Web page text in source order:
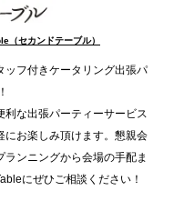
1DISH」が紹介され
は“移動時間ゼロ
5倍に伸びた「宅配
い乾杯文化
（セカンドテーブル）
ッフ付きケータリング出張パ
な出張パーティーサービス
にお楽しみ頂けます。懇親会
ンニングから会場の手配ま
にぜひご相談ください！